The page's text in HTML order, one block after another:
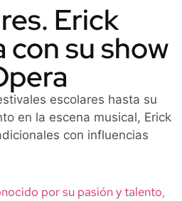
Erick
con su show
escolares hasta su
en la escena musical, Erick
con influencias
por su pasión y talento,